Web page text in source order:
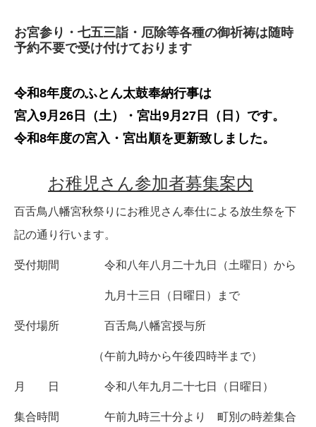
お宮参り・七五三詣・厄除等各種の御祈祷は随時
予約不要で受け付けております
令和8年度のふとん太鼓奉納行事は
宮入9月26日（土）・宮出9月27日（日）です。
令和8年度の宮入・宮出順を更新致しました。
お稚児さん参加者募集案内
百舌鳥八幡宮秋祭りにお稚児さん奉仕による放生祭を下
記の通り行います。
受付期間 令和八年八月二十九日（土曜日）から
九月十三日（日曜日）まで
受付場所 百舌鳥八幡宮授与所
（午前九時から午後四時半まで）
月 日 令和八年九月二十七日（日曜日）
集合時間 午前九時三十分より 町別の時差集合